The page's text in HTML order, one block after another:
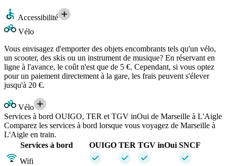
Accessibilité
Vélo
Vous envisagez d'emporter des objets encombrants tels qu'un vélo,
un scooter, des skis ou un instrument de musique? En réservant en
ligne à l'avance, le coût n'est que de 5 €. Cependant, si vous optez
pour un paiement directement à la gare, les frais peuvent s'élever
jusqu'à 20 €.
Vélo
Services à bord OUIGO, TER et TGV inOui de Marseille à L'Aigle
Comparez les services à bord lorsque vous voyagez de Marseille à
L'Aigle en train.
Services à bord
OUIGO TER TGV inOui SNCF
Wifi